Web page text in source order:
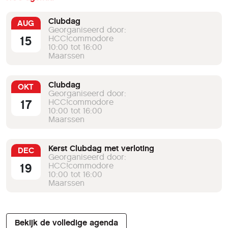
AUG
15
Clubdag
Georganiseerd door:
HCC!commodore
10:00 tot 16:00
Maarssen
OKT
17
Clubdag
Georganiseerd door:
HCC!commodore
10:00 tot 16:00
Maarssen
DEC
19
Kerst Clubdag met verloting
Georganiseerd door:
HCC!commodore
10:00 tot 16:00
Maarssen
Bekijk de volledige agenda